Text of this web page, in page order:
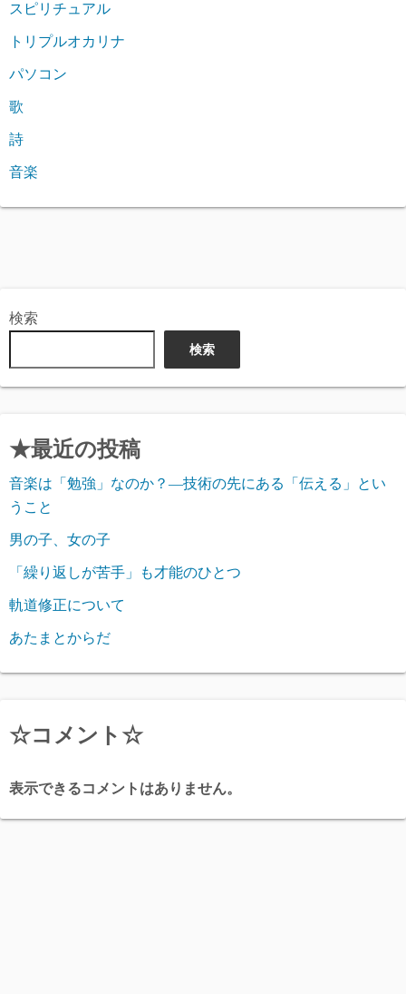
スピリチュアル
トリプルオカリナ
パソコン
歌
詩
音楽
検索
検索
★最近の投稿
音楽は「勉強」なのか？―技術の先にある「伝える」とい
うこと
男の子、女の子
「繰り返しが苦手」も才能のひとつ
軌道修正について
あたまとからだ
☆コメント☆
表示できるコメントはありません。